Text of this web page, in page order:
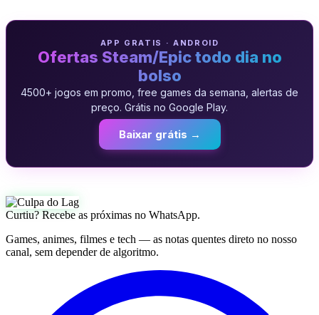
APP GRATIS · ANDROID
Ofertas Steam/Epic todo dia no
bolso
4500+ jogos em promo, free games da semana, alertas de
preço. Grátis no Google Play.
Baixar grátis →
Curtiu? Recebe as próximas no WhatsApp.
Games, animes, filmes e tech — as notas quentes direto no nosso
canal, sem depender de algoritmo.